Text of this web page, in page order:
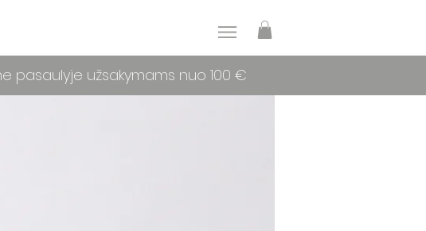
pasaulyje užsakymams nuo 100 €